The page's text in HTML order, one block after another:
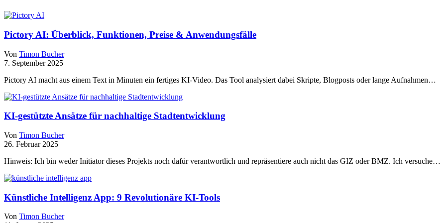
Pictory AI: Überblick, Funktionen, Preise & Anwendungsfälle
Von Timon Bucher
7. September 2025
Pictory AI macht aus einem Text in Minuten ein fertiges KI-Video. Das Tool analysiert dabei Skripte, Blogposts oder lange Aufnahmen…
KI-gestützte Ansätze für nachhaltige Stadtentwicklung
Von Timon Bucher
26. Februar 2025
Hinweis: Ich bin weder Initiator dieses Projekts noch dafür verantwortlich und repräsentiere auch nicht das GIZ oder BMZ. Ich versuche…
Künstliche Intelligenz App: 9 Revolutionäre KI-Tools
Von Timon Bucher